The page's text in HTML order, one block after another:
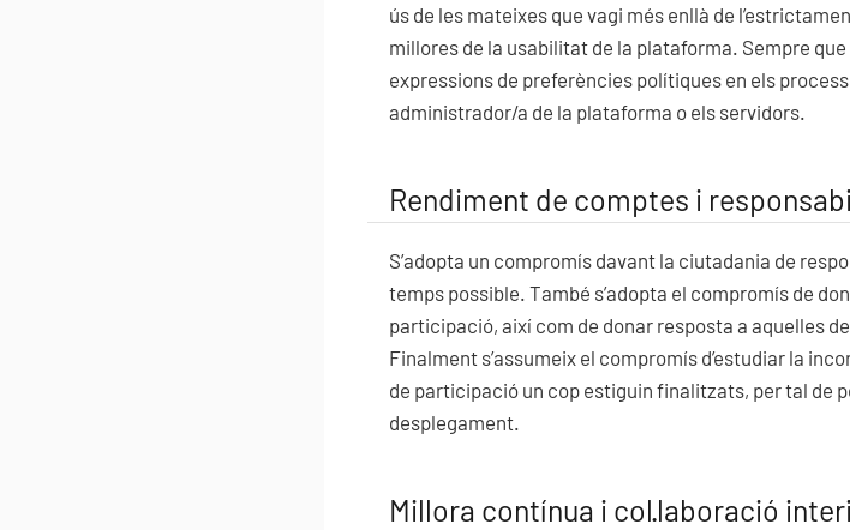
ús de les mateixes que vagi més enllà de
millores de la usabilitat de la plataforma. Sempre
expressions de preferències polítiques en els
administrador/a de la plataforma o els servidors.
Rendiment de comptes i
S’adopta un compromís davant la ciutadania de
temps possible. També s’adopta el compromís de
participació, així com de donar resposta a aquelles
Finalment s’assumeix el compromís d’estudiar la
de participació un cop estiguin finalitzats, per tal de
desplegament.
Millora contínua i col·laboració